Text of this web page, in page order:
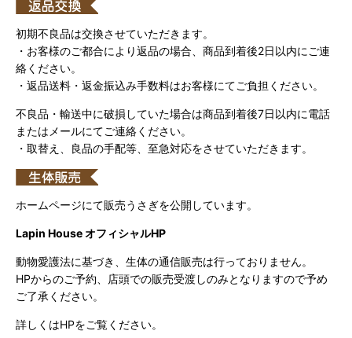
初期不良品は交換させていただきます。
・お客様のご都合により返品の場合、商品到着後2日以内にご連
絡ください。
・返品送料・返金振込み手数料はお客様にてご負担ください。
不良品・輸送中に破損していた場合は商品到着後7日以内に電話
またはメールにてご連絡ください。
・取替え、良品の手配等、至急対応をさせていただきます。
ホームページにて販売うさぎを公開しています。
Lapin House オフィシャルHP
動物愛護法に基づき、生体の通信販売は行っておりません。
HPからのご予約、店頭での販売受渡しのみとなりますので予め
ご了承ください。
詳しくはHPをご覧ください。